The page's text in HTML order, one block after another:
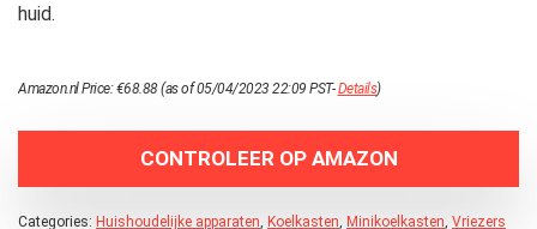
huid.
Amazon.nl Price:€68.88(as of 05/04/2023 22:09 PST-Details)
CONTROLEER OP AMAZON
Categories: Huishoudelijke apparaten Koelkasten Minikoelkasten Vriezers